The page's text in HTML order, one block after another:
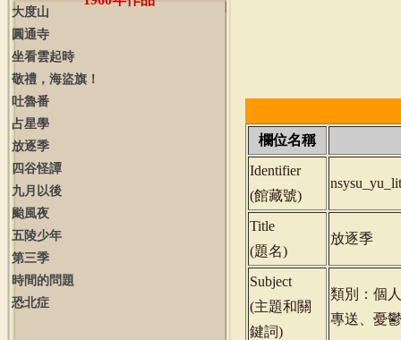
大度山
圓通寺
坐看雲起時
敬禮，海盜旗！
吐魯番
占星學
放逐季
四谷怪譚
九月以後
颱風夜
五陵少年
第三季
時間的問題
恐北症
欄位名稱
Identifier
(館藏號)
Title
(題名)
放逐季
Subject
(主題和關
鍵詞)
類別：個
專送、憂